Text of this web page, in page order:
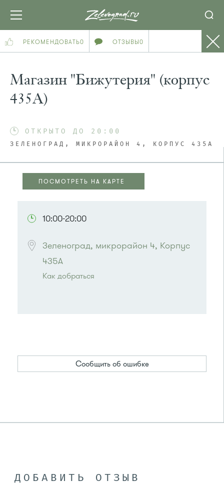
РЕКОМЕНДОВАТЬ0 ОТЗЫВЫ0
Магазин "Бижутерия" (корпус
435А)
ОТКРЫТО ДО 20:00
ЗЕЛЕНОГРАД, МИКРОРАЙОН 4, КОРПУС 435А
ПОСМОТРЕТЬ НА КАРТЕ
10:00-20:00
Зеленоград, микрорайон 4, Корпус
435А
Как добраться
Сообщить об ошибке
ДОБАВИТЬ ОТЗЫВ